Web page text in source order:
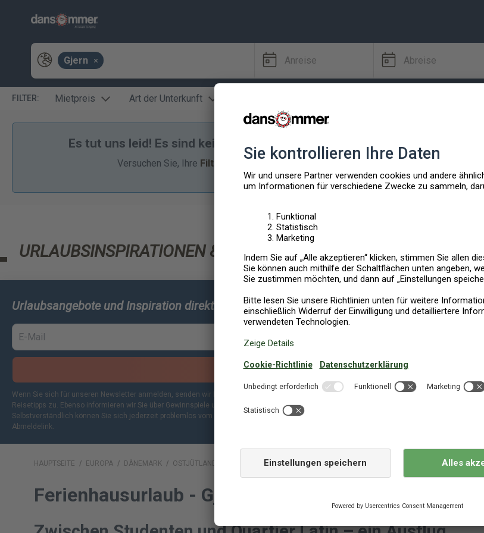
Gjern Anreise Abreise
FILTER: Mietpreis Art der Unterkunft
Es tut uns leid! Es sind keine Ferienhäuser für Ihre Suche verfügbar.
Versuchen Sie, Ihre Filter
URLAUBSINSPIRATIONEN & ANGEBOTE
Urlaubsangebote und Inspiration direkt in Ihren Posteingang
ANMELDEN
Wenn Sie sich für unseren Newsletter anmelden, senden wir Ihnen per E-Mail unsere besten Urlaubsangebote, die schönsten Ferienhäuser und
Reisetipps zu. Ebenso informieren wir Sie über Gewinnspiele und exklusive Vorteile unserer Partner.
Selbstverständlich können Sie sich jederzeit problemlos vom Newsletter abmelden. Hierzu finden Sie in jedem Newsletter einen entsprechenden
Abmeldelink.
HAUPTSEITE / EUROPA / DÄNEMARK / OSTJÜTLAND
Ferienhausurlaub - Gjern, Ostjütland